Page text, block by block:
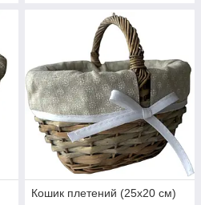
Кошик плетений (25х20 см)